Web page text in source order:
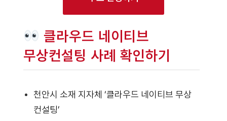
클라우드 네이티브
무상컨설팅 사례 확인하기
천안시 소재 지자체 ‘클라우드 네이티브 무상
컨설팅’